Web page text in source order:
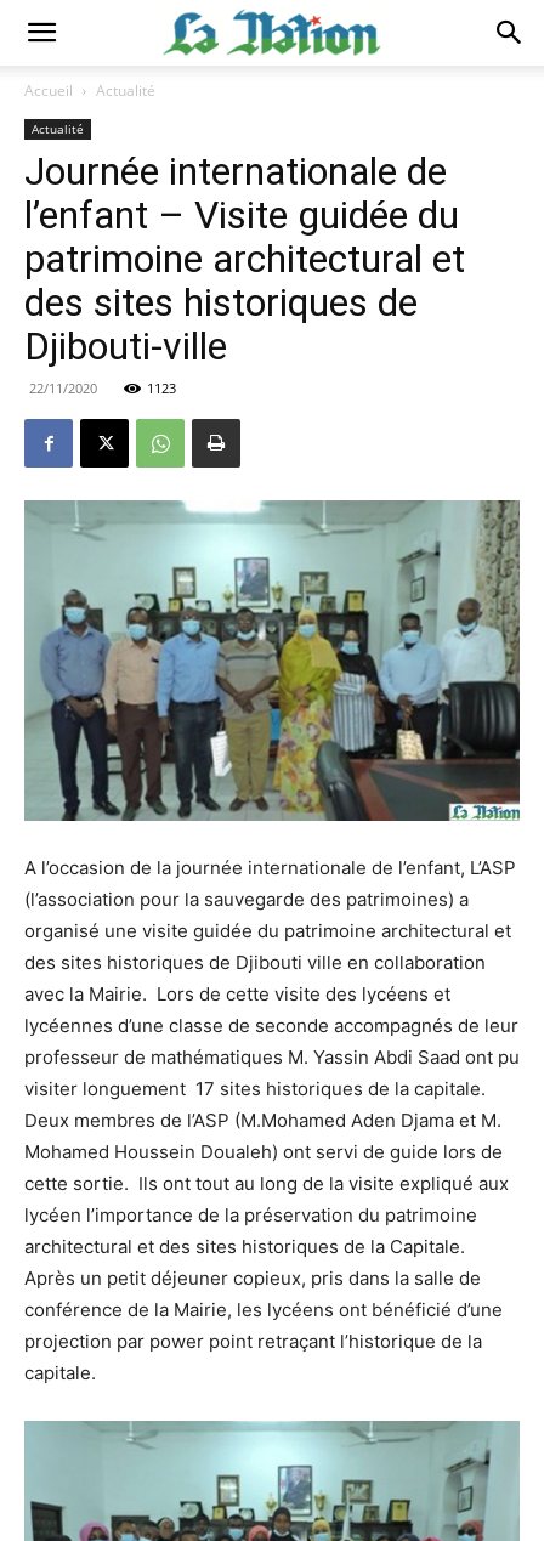
Accueil Actualité
Actualité
Journée internationale de
l’enfant – Visite guidée du
patrimoine architectural et
des sites historiques de
Djibouti-ville
22/11/2020 1123
A l’occasion de la journée internationale de l’enfant, L’ASP
(l’association pour la sauvegarde des patrimoines) a
organisé une visite guidée du patrimoine architectural et
des sites historiques de Djibouti ville en collaboration
avec la Mairie. Lors de cette visite des lycéens et
lycéennes d’une classe de seconde accompagnés de leur
professeur de mathématiques M. Yassin Abdi Saad ont pu
visiter longuement 17 sites historiques de la capitale.
Deux membres de l’ASP (M.Mohamed Aden Djama et M.
Mohamed Houssein Doualeh) ont servi de guide lors de
cette sortie. Ils ont tout au long de la visite expliqué aux
lycéen l’importance de la préservation du patrimoine
architectural et des sites historiques de la Capitale.
Après un petit déjeuner copieux, pris dans la salle de
conférence de la Mairie, les lycéens ont bénéficié d’une
projection par power point retraçant l’historique de la
capitale.